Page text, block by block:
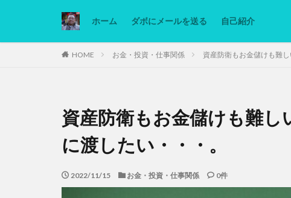
ホーム ダボにメールを送る 自己紹介
HOME お金・投資・仕事関係 資産防衛もお金儲けも難
資産防衛もお金儲けも難
に渡したい・・・。
2022/11/15 お金・投資・仕事関係 0件
カテゴリー
Ninjatrader PC